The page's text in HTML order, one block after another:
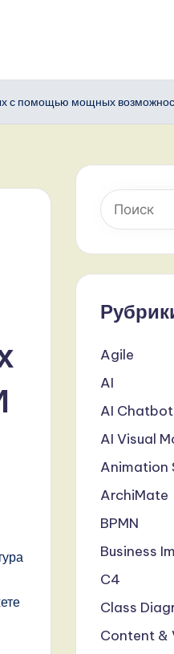
с помощью мощных
Agile
AI
AI Chatbot
AI Visual
Animation
ArchiMate
BPMN
Business
C4
Class
Content &